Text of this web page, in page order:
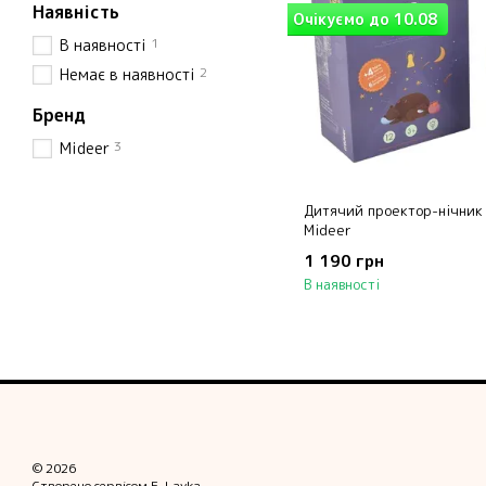
Очікуємо до 10.08
Дитячий проектор-
Mideer
1 190 грн
В наявності
Наявність
В наявності 1
Немає в наявності 2
Бренд
Mideer 3
© 2026